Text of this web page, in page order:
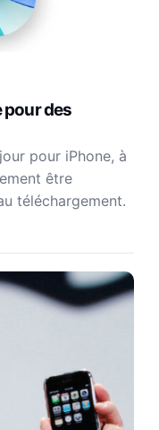
pour des
pour iPhone, à
être
téléchargement.